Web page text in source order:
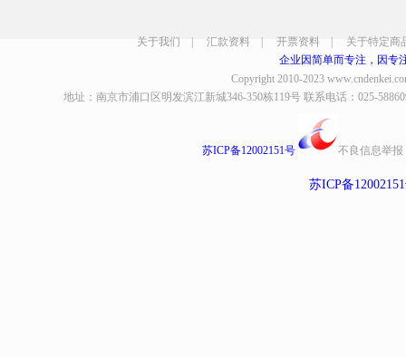
关于我们 汇款资料 开票资料
关于特定商
企业因简单而专注，因专
Copyright 2010-2023
地址：南京市浦口区明发滨江新城346-350栋119号 联系电话：025-
苏ICP备12002151号 不良信息举报
苏ICP备